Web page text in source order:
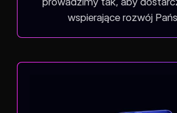
wspierające rozwój